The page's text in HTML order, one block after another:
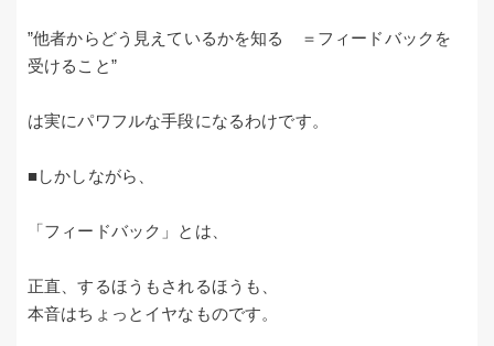
”他者からどう見えているかを知る ＝フィードバックを
受けること”
は実にパワフルな手段になるわけです。
■しかしながら、
「フィードバック」とは、
正直、するほうもされるほうも、
本音はちょっとイヤなものです。